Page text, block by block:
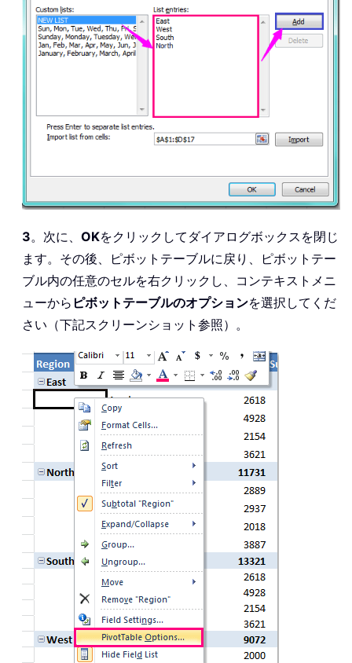
3。次に、 OKをクリックしてダイアログボックスを閉じ
ます。その後、ピボットテーブルに戻り、ピボットテー
ブル内の任意のセルを右クリックし、コンテキストメニ
ューから ピボットテーブルのオプションを選択してくだ
さい（下記スクリーンショット参照）。